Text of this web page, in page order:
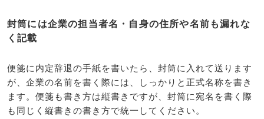
封筒には企業の担当者名・自身の住所や名前も漏れな
く記載
便箋に内定辞退の手紙を書いたら、封筒に入れて送ります
が、企業の名前を書く際には、しっかりと正式名称を書き
ます。便箋も書き方は縦書きですが、封筒に宛名を書く際
も同じく縦書きの書き方で統一してください。